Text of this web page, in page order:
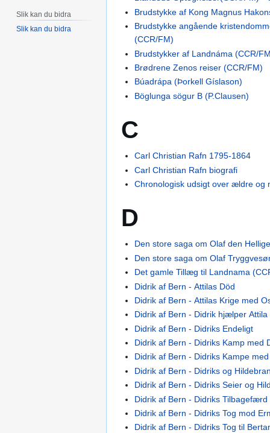
Brudstykke af Kong Magnus
Brudstykke angående
(CCR/FM)
Brudstykker af Landnáma (CCR/
Brødrene Zenos reiser (CCR/FM)
Búadrápa (Þorkell Gíslason)
Böglunga sögur B (P.Clausen)
C
Carl Christian Rafn 1795-1864
Carl Christian Rafn biografi
Chronologisk udsigt over ældre og
D
Den store saga om Olaf den
Den store saga om Olaf
Det gamle Tillæg til Landnama
Didrik af Bern - Attilas Död
Didrik af Bern - Attilas Krige med
Didrik af Bern - Didrik hjælper
Didrik af Bern - Didriks Endeligt
Didrik af Bern - Didriks Kamp med
Didrik af Bern - Didriks Kampe
Didrik af Bern - Didriks og
Didrik af Bern - Didriks Seier og
Didrik af Bern - Didriks Tilbagefærd
Didrik af Bern - Didriks Tog mod
Didrik af Bern - Didriks Tog til
Slik kan du bidra
Slik kan du bidra